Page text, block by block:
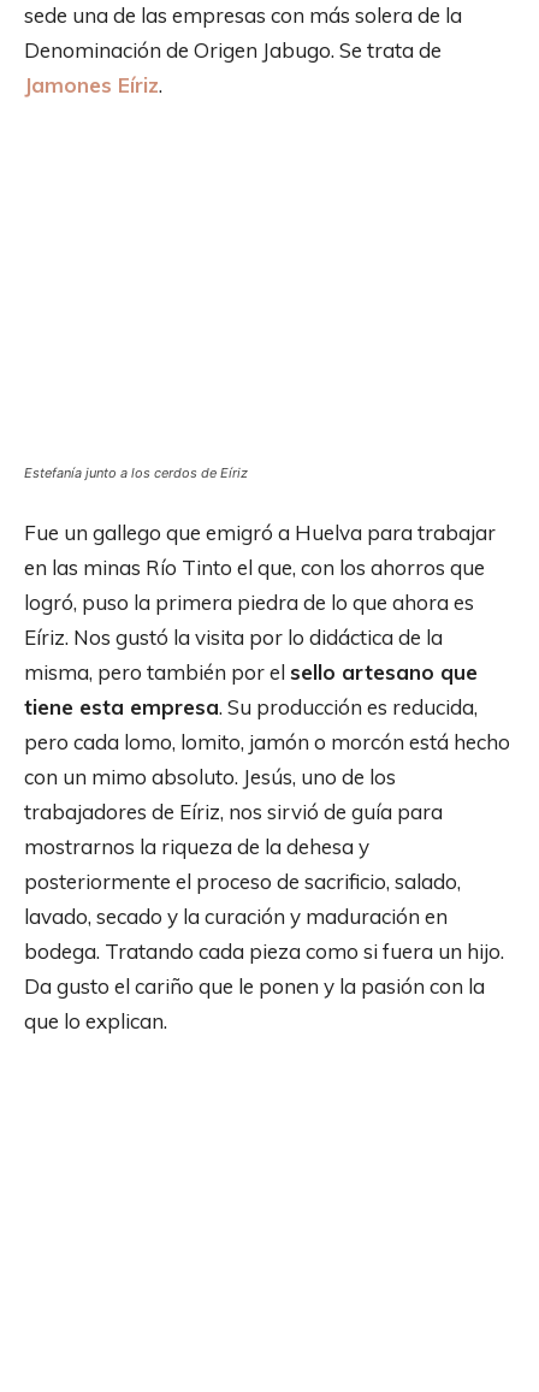
sede una de las empresas con más solera de la
Denominación de Origen Jabugo. Se trata de
Jamones Eíriz.
Estefanía junto a los cerdos de Eíriz
Fue un gallego que emigró a Huelva para trabajar
en las minas Río Tinto el que, con los ahorros que
logró, puso la primera piedra de lo que ahora es
Eíriz. Nos gustó la visita por lo didáctica de la
misma, pero también por elsello artesano que
tiene esta empresa. Su producción es reducida,
pero cada lomo, lomito, jamón o morcón está hecho
con un mimo absoluto. Jesús, uno de los
trabajadores de Eíriz, nos sirvió de guía para
mostrarnos la riqueza de la dehesa y
posteriormente el proceso de sacrificio, salado,
lavado, secado y la curación y maduración en
bodega. Tratando cada pieza como si fuera un hijo.
Da gusto el cariño que le ponen y la pasión con la
que lo explican.